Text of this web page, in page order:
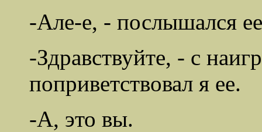
-Але-е, - послышался
-Здравствуйте, - с
поприветствовал я ее.
-А, это вы.